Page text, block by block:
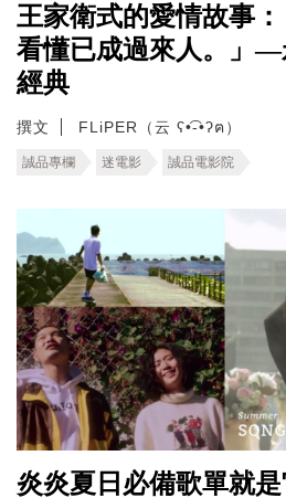
王家衛式的愛情故事：
看懂已成過來人。」
經典
撰文 FLiPER（云 ʕ•͡-•ʔฅ）
誠品專欄 迷電影 誠品電影院
炎炎夏日必備歌單就